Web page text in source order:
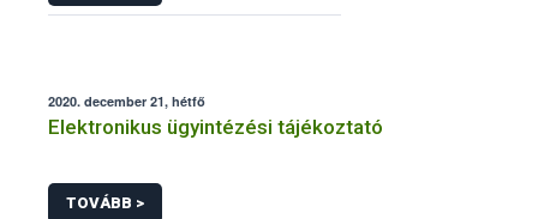
2020. december 21, hétfő
Elektronikus ügyintézési tájékoztató
TOVÁBB >